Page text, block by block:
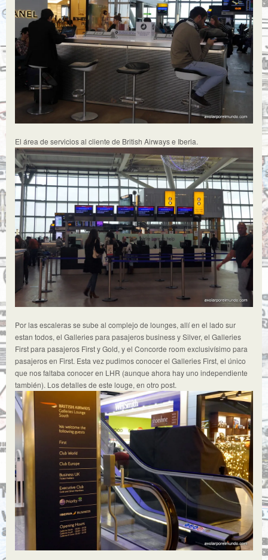
El área de servicios al cliente de British Airways e Iberia.
Por las escaleras se sube al complejo de lounges, allí en el lado sur
estan todos, el Galleries para pasajeros business y Silver, el Galleries
First para pasajeros First y Gold, y el Concorde room exclusivísimo para
pasajeros en First. Esta vez pudimos conocer el Galleries First, el único
que nos faltaba conocer en LHR (aunque ahora hay uno independiente
también). Los detalles de este louge, en otro post.